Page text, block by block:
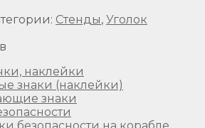
Стенды, Уголок
наклейки
знаки (наклейки)
знаки